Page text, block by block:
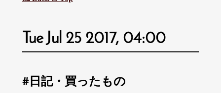
Tue Jul 25 2017, 04:00
日記・買ったもの